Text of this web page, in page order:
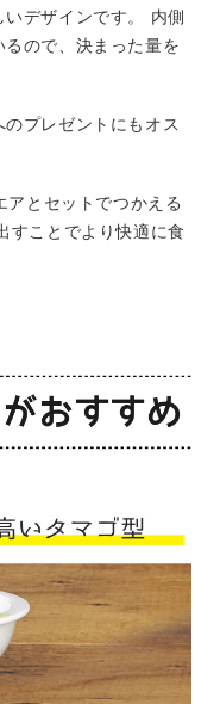
デザインです。 内側
ので、決まった量を
プレゼントにもオス
とセットでつかえる
すことでより快適に食